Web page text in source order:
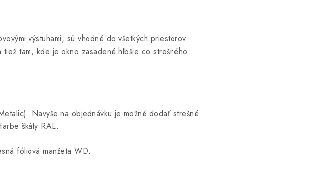
výstuhami, sú vhodné do všetkých priestorov
tam, kde je okno zasadené hlbšie do strešného
Navyše na objednávku je možné dodať strešné
škály RAL.
fóliová manžeta WD.